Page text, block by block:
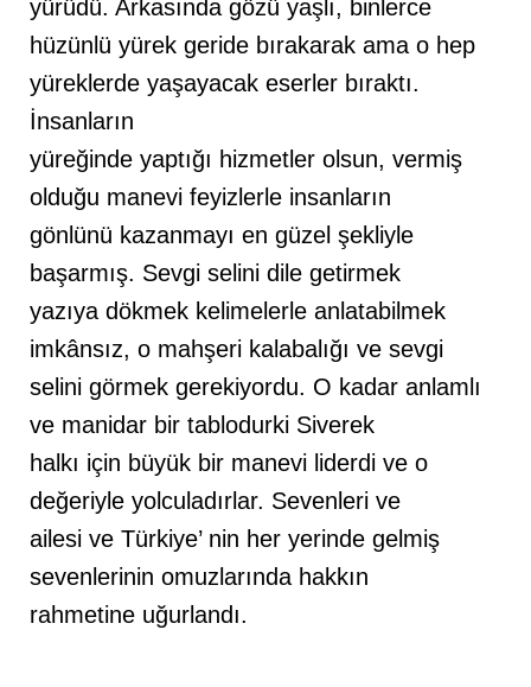
yürüdü. Arkasında gözü yaşlı, binlerce
hüzünlü yürek geride bırakarak ama o hep
yüreklerde yaşayacak eserler bıraktı.
İnsanların
yüreğinde yaptığı hizmetler olsun, vermiş
olduğu manevi feyizlerle insanların
gönlünü kazanmayı en güzel şekliyle
başarmış. Sevgi selini dile getirmek
yazıya dökmek kelimelerle anlatabilmek
imkânsız, o mahşeri kalabalığı ve sevgi
selini görmek gerekiyordu. O kadar anlamlı
ve manidar bir tablodurki Siverek
halkı için büyük bir manevi liderdi ve o
değeriyle yolculadırlar. Sevenleri ve
ailesi ve Türkiye’ nin her yerinde gelmiş
sevenlerinin omuzlarında hakkın
rahmetine uğurlandı.